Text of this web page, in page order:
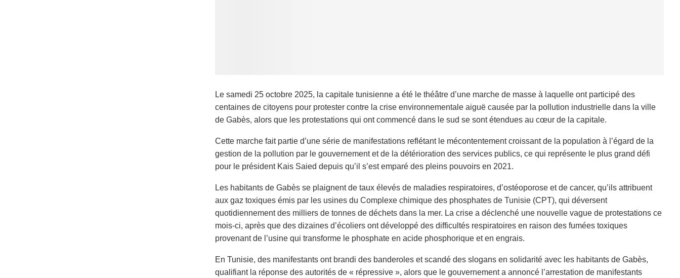
Le samedi 25 octobre 2025, la capitale tunisienne a été le théâtre d’une marche de masse à laquelle ont participé des
centaines de citoyens pour protester contre la crise environnementale aiguë causée par la pollution industrielle dans la ville
de Gabès, alors que les protestations qui ont commencé dans le sud se sont étendues au cœur de la capitale.
Cette marche fait partie d’une série de manifestations reflétant le mécontentement croissant de la population à l’égard de la
gestion de la pollution par le gouvernement et de la détérioration des services publics, ce qui représente le plus grand défi
pour le président Kais Saied depuis qu’il s’est emparé des pleins pouvoirs en 2021.
Les habitants de Gabès se plaignent de taux élevés de maladies respiratoires, d’ostéoporose et de cancer, qu’ils attribuent
aux gaz toxiques émis par les usines du Complexe chimique des phosphates de Tunisie (CPT), qui déversent
quotidiennement des milliers de tonnes de déchets dans la mer. La crise a déclenché une nouvelle vague de protestations ce
mois-ci, après que des dizaines d’écoliers ont développé des difficultés respiratoires en raison des fumées toxiques
provenant de l’usine qui transforme le phosphate en acide phosphorique et en engrais.
En Tunisie, des manifestants ont brandi des banderoles et scandé des slogans en solidarité avec les habitants de Gabès,
qualifiant la réponse des autorités de « répressive », alors que le gouvernement a annoncé l’arrestation de manifestants